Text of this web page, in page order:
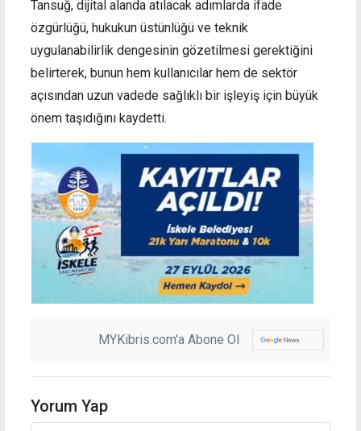
Tansuğ, dijital alanda atılacak adımlarda ifade
özgürlüğü, hukukun üstünlüğü ve teknik
uygulanabilirlik dengesinin gözetilmesi gerektiğini
belirterek, bunun hem kullanıcılar hem de sektör
açısından uzun vadede sağlıklı bir işleyiş için büyük
önem taşıdığını kaydetti.
MYKibris.com'a Abone Ol
Yorum Yap